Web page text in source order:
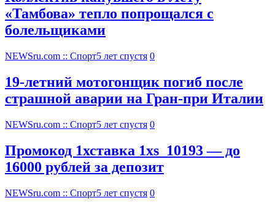
«Тамбова» тепло попрощался с
болельщиками
NEWSru.com :: Спорт5 лет спустя 0
19-летний мотогонщик погиб после
страшной аварии на Гран-при Италии
NEWSru.com :: Спорт5 лет спустя 0
Промокод 1хставка 1xs_10193 — до
16000 рублей за депозит
NEWSru.com :: Спорт5 лет спустя 0